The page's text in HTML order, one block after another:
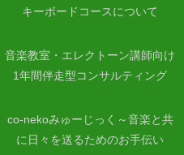
キーボードコースについて
音楽教室・エレクトーン講師向け
1年間伴走型コンサルティング
co-nekoみゅーじっく～音楽と共
に日々を送るためのお手伝い